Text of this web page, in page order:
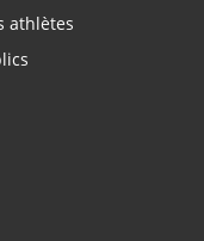
athlètes